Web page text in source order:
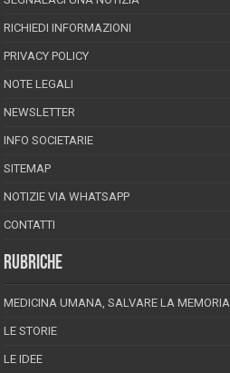
RICHIEDI INFORMAZIONI
PRIVACY POLICY
NOTE LEGALI
NEWSLETTER
INFO SOCIETARIE
SITEMAP
NOTIZIE VIA WHATSAPP
CONTATTI
RUBRICHE
MEDICINA UMANA, SALVARE LA MEMORIA
LE STORIE
LE IDEE